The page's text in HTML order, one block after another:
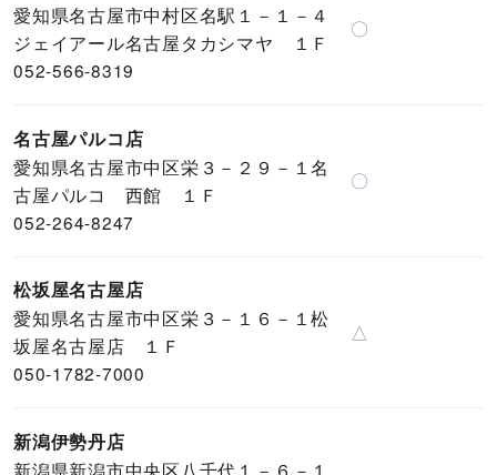
愛知県名古屋市中村区名駅１－１－４
ジェイアール名古屋タカシマヤ １Ｆ
052-566-8319
〇
名古屋パルコ店
愛知県名古屋市中区栄３－２９－１名
古屋パルコ 西館 １Ｆ
052-264-8247
〇
松坂屋名古屋店
愛知県名古屋市中区栄３－１６－１松
坂屋名古屋店 １Ｆ
050-1782-7000
△
新潟伊勢丹店
新潟県新潟市中央区八千代１－６－１